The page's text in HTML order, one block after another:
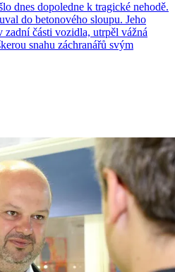
dnes dopoledne k tragické nehodě.
do betonového sloupu. Jeho
zadní části vozidla, utrpěl vážná
snahu záchranářů svým